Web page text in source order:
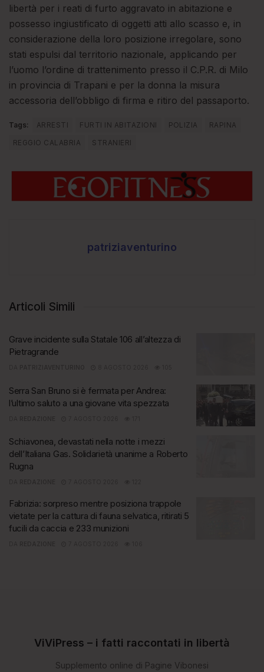
libertà per i reati di furto aggravato in abitazione e
possesso ingiustificato di oggetti atti allo scasso e, in
considerazione della loro posizione irregolare, sono
stati espulsi dal territorio nazionale, applicando per
l’uomo l’ordine di trattenimento presso il C.P.R. di Milo
in provincia di Trapani e per la donna la misura
accessoria dell’obbligo di firma e ritiro del passaporto.
Tags: ARRESTI FURTI IN ABITAZIONI POLIZIA
RAPINA
REGGIO CALABRIA
STRANIERI
patriziaventurino
Articoli Simili
Grave incidente sulla Statale 106 all’altezza di
Pietragrande
Serra San Bruno si è fermata per Andrea:
l’ultimo saluto a una giovane vita spezzata
Schiavonea, devastati nella notte i mezzi
dell’Italiana Gas. Solidarietà unanime a Roberto
Rugna
Fabrizia: sorpreso mentre posiziona trappole
vietate per la cattura di fauna selvatica, ritirati 5
fucili da caccia e 233 munizioni
ViViPress – i fatti raccontati in libertà
Supplemento online di Pagine Vibonesi